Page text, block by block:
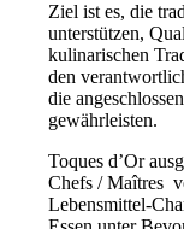
Ziel ist es, die
unterstützen,
kulinarischen
den
die
gewährleisten.
Toques d’Or
Chefs / Maîtres
Lebensmittel-